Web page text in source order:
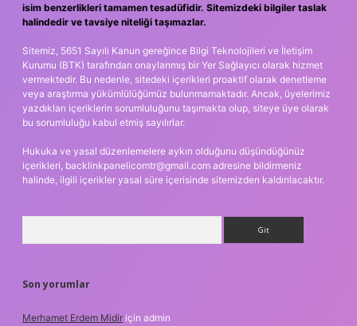
isim benzerlikleri tamamen tesadüfidir. Sitemizdeki bilgiler taslak
halindedir ve tavsiye niteliği taşımazlar.
Sitemiz, 5651 Sayılı Kanun gereğince Bilgi Teknolojileri ve İletişim
Kurumu (BTK) tarafından onaylanmış bir Yer Sağlayıcı olarak hizmet
vermektedir. Bu nedenle, sitedeki içerikleri proaktif olarak denetleme
veya araştırma yükümlülüğümüz bulunmamaktadır. Ancak, üyelerimiz
yazdıkları içeriklerin sorumluluğunu taşımakta olup, siteye üye olarak
bu sorumluluğu kabul etmiş sayılırlar.
Hukuka ve yasal düzenlemelere aykırı olduğunu düşündüğünüz
içerikleri, backlinkpanelicomtr@gmail.com adresine bildirmeniz
halinde, ilgili içerikler yasal süre içerisinde sitemizden kaldırılacaktır.
Son yorumlar
Merhamet Erdem Midir için admin